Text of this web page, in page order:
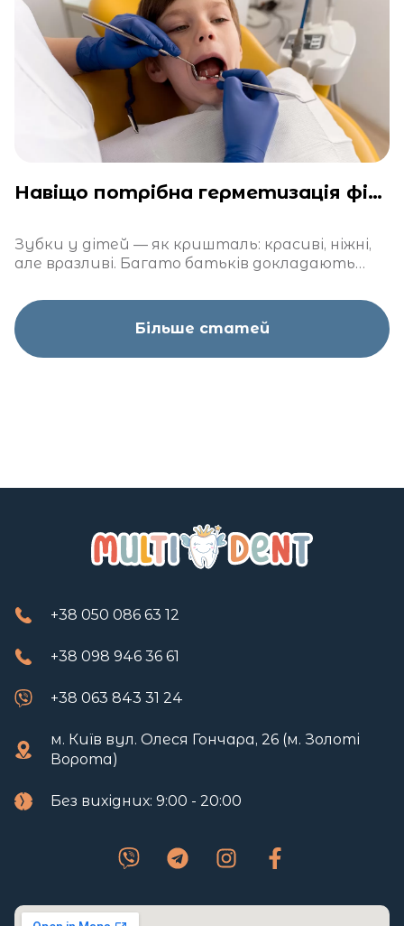
Навіщо потрібна герметизація фісур у дітей?
Зубки у дітей — як кришталь: красиві, ніжні,
але вразливі. Багато батьків докладають
Більше статей
+38 050 086 63 12
+38 098 946 36 61
+38 063 843 31 24
м. Київ вул. Олеся Гончара, 26 (м. Золоті
Ворота)
Без вихідних: 9:00 - 20:00